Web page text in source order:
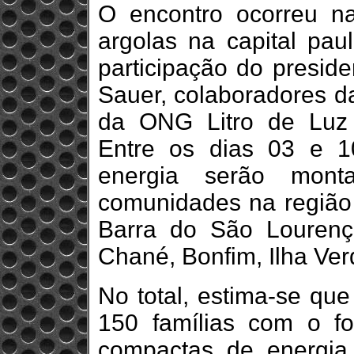
O encontro ocorreu
argolas na capital
participação do
Sauer, colaboradores
da ONG Litro de Luz
Entre os dias 03 e
energia serão
comunidades na
Barra do São
Chané, Bonfim, Ilha
No total, estima-se
150 famílias com o